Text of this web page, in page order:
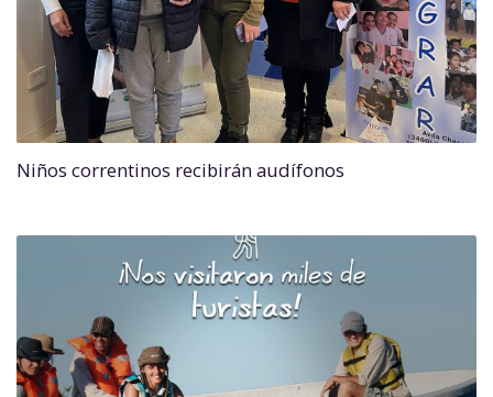
Niños correntinos recibirán audífonos